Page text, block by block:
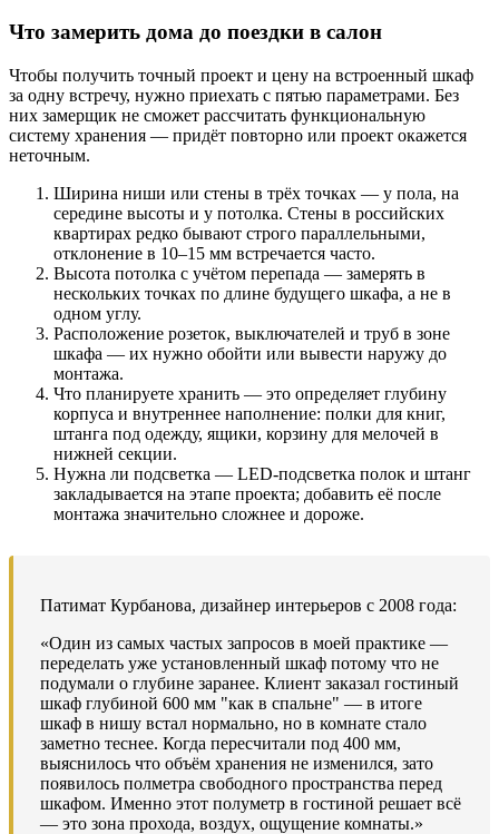
Что замерить дома до поездки в салон
Чтобы получить точный проект и цену на встроенный шкаф
за одну встречу, нужно приехать с пятью параметрами. Без
них замерщик не сможет рассчитать функциональную
систему хранения — придёт повторно или проект окажется
неточным.
Ширина ниши или стены в трёх точках — у пола, на
середине высоты и у потолка. Стены в российских
квартирах редко бывают строго параллельными,
отклонение в 10–15 мм встречается часто.
Высота потолка с учётом перепада — замерять в
нескольких точках по длине будущего шкафа, а не в
одном углу.
Расположение розеток, выключателей и труб в зоне
шкафа — их нужно обойти или вывести наружу до
монтажа.
Что планируете хранить — это определяет глубину
корпуса и внутреннее наполнение: полки для книг,
штанга под одежду, ящики, корзину для мелочей в
нижней секции.
Нужна ли подсветка — LED-подсветка полок и штанг
закладывается на этапе проекта; добавить её после
монтажа значительно сложнее и дороже.
Патимат Курбанова, дизайнер интерьеров с 2008 года:
«Один из самых частых запросов в моей практике —
переделать уже установленный шкаф потому что не
подумали о глубине заранее. Клиент заказал гостиный
шкаф глубиной 600 мм "как в спальне" — в итоге
шкаф в нишу встал нормально, но в комнате стало
заметно теснее. Когда пересчитали под 400 мм,
выяснилось что объём хранения не изменился, зато
появилось полметра свободного пространства перед
шкафом. Именно этот полуметр в гостиной решает всё
— это зона прохода, воздух, ощущение комнаты.»